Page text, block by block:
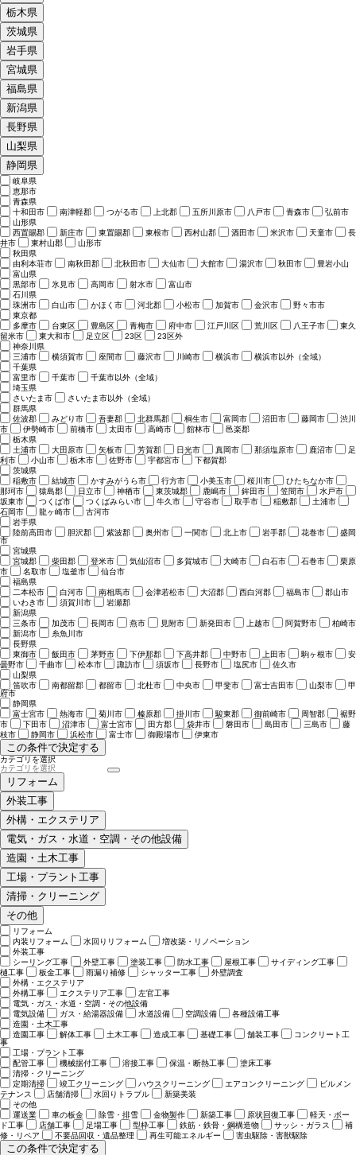
栃木県
茨城県
岩手県
宮城県
福島県
新潟県
長野県
山梨県
静岡県
岐阜県
恵那市
青森県
十和田市
南津軽郡 つがる市 上北郡 五所川原市 八戸市 青森市
弘前市
山形県
西置賜郡
新庄市 東置賜郡 東根市 西村山郡 酒田市 米沢市 天童市
長
井市
東村山郡
山形市
秋田県
由利本荘市
南秋田郡 北秋田市 大仙市 大館市 湯沢市 秋田市
豊岩小山
富山県
黒部市
氷見市 高岡市 射水市
富山市
石川県
珠洲市
白山市 かほく市 河北郡 小松市 加賀市 金沢市
野々市市
東京都
多摩市
台東区 豊島区 青梅市 府中市 江戸川区 荒川区 八王子市
東久
留米市
東大和市 足立区 23区
23区外
神奈川県
三浦市
横須賀市 座間市 藤沢市 川崎市 横浜市
横浜市以外（全域）
千葉県
富里市
千葉市
千葉市以外（全域）
埼玉県
さいたま市
さいたま市以外（全域）
群馬県
佐波郡
みどり市 吾妻郡 北群馬郡 桐生市 富岡市 沼田市 藤岡市
渋川
市
伊勢崎市 前橋市 太田市 高崎市 館林市
邑楽郡
栃木県
土浦市
大田原市 矢板市 芳賀郡 日光市 真岡市 那須塩原市 鹿沼市
足
利市
小山市 栃木市 佐野市 宇都宮市
下都賀郡
茨城県
稲敷市
結城市 かすみがうら市 行方市 小美玉市 桜川市
ひたちなか市
那珂市
猿島郡 日立市 神栖市 東茨城郡 鹿嶋市 鉾田市 笠間市
水戸市
坂東市
つくば市 つくばみらい市 牛久市 守谷市 取手市 稲敷郡
土浦市
石岡市
龍ヶ崎市
古河市
岩手県
陸前高田市
胆沢郡 紫波郡 奥州市 一関市 北上市 岩手郡 花巻市
盛岡
市
宮城県
宮城郡
柴田郡 登米市 気仙沼市 多賀城市 大崎市 白石市 石巻市
栗原
市
名取市 塩釜市
仙台市
福島県
二本松市
白河市 南相馬市 会津若松市 大沼郡 西白河郡 福島市
郡山市
いわき市
須賀川市
岩瀬郡
新潟県
三条市
加茂市 長岡市 燕市 見附市 新発田市 上越市 阿賀野市
柏崎市
新潟市
糸魚川市
長野県
東御市
飯田市 茅野市 下伊那郡 下高井郡 中野市 上田市 駒ヶ根市
安
曇野市
千曲市 松本市 諏訪市 須坂市 長野市 塩尻市
佐久市
山梨県
笛吹市
南都留郡 都留市 北杜市 中央市 甲斐市 富士吉田市 山梨市
甲
府市
静岡県
富士宮市
熱海市 菊川市 榛原郡 掛川市 駿東郡 御前崎市 周智郡
裾野
市
下田市 沼津市 富士宮市 田方郡 袋井市 磐田市 島田市 三島市
藤
枝市
静岡市 浜松市 富士市 御殿場市 伊東市
この条件で決定する
カテゴリを選択
リフォーム
外装工事
外構・エクステリア
電気・ガス・水道・空調・その他設備
造園・土木工事
工場・プラント工事
清掃・クリーニング
その他
リフォーム
内装リフォーム
水回りリフォーム
増改築・リノベーション
外装工事
シーリング工事
外壁工事 塗装工事 防水工事 屋根工事
サイディング工事
樋工事
板金工事 雨漏り補修 シャッター工事
外壁調査
外構・エクステリア
外構工事
エクステリア工事
左官工事
電気・ガス・水道・空調・その他設備
電気設備
ガス・給湯器設備 水道設備 空調設備
各種設備工事
造園・土木工事
造園工事
解体工事 土木工事 造成工事 基礎工事 舗装工事
コンクリート工
事
工場・プラント工事
配管工事
機械据付工事 溶接工事 保温・断熱工事
塗床工事
清掃・クリーニング
定期清掃
竣工クリーニング ハウスクリーニング エアコンクリーニング
ビルメン
テナンス
店舗清掃 水回りトラブル
新築美装
その他
運送業
車の板金 除雪・排雪 金物製作 新築工事 原状回復工事
軽天・ボー
ド工事
店舗工事 足場工事 型枠工事 鉄筋・鉄骨・鋼構造物 サッシ・ガラス
補
修・リペア
不要品回収・遺品整理 再生可能エネルギー 害虫駆除・害獣駆除
この条件で決定する